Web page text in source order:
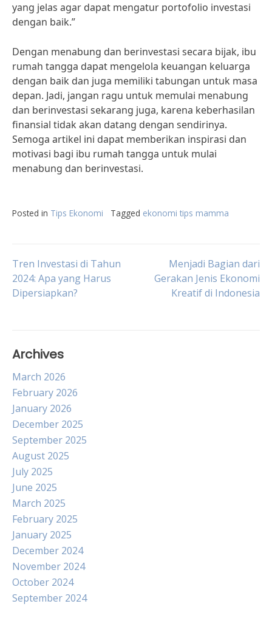
yang jelas agar dapat mengatur portofolio investasi
dengan baik.”
Dengan menabung dan berinvestasi secara bijak, ibu
rumah tangga dapat mengelola keuangan keluarga
dengan baik dan juga memiliki tabungan untuk masa
depan. Jadi, jangan ragu untuk memulai menabung
dan berinvestasi sekarang juga, karena keberhasilan
finansial tidak akan datang dengan sendirinya.
Semoga artikel ini dapat memberikan inspirasi dan
motivasi bagi ibu rumah tangga untuk mulai
menabung dan berinvestasi.
Posted in Tips Ekonomi Tagged ekonomi tips mamma
Post
navigation
Tren Investasi di Tahun
2024: Apa yang Harus
Dipersiapkan?
Menjadi Bagian dari
Gerakan Jenis Ekonomi
Kreatif di Indonesia
Archives
March 2026
February 2026
January 2026
December 2025
September 2025
August 2025
July 2025
June 2025
March 2025
February 2025
January 2025
December 2024
November 2024
October 2024
September 2024